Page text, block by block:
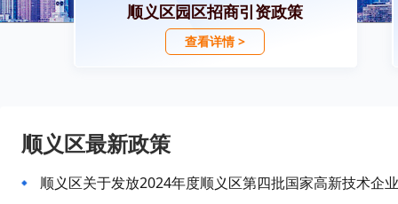
顺义区园区招商引资政策
查看详情 >
顺义区最新政策
顺义区关于发放2024年度顺义区第四批国家高新技术企